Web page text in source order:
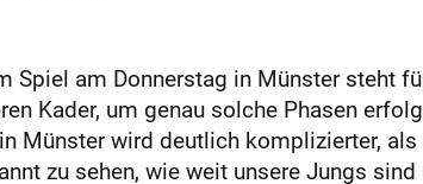
am Donnerstag in Münster steht
Kader, um genau solche Phasen
Münster wird deutlich komplizierter,
zu sehen, wie weit unsere Jungs